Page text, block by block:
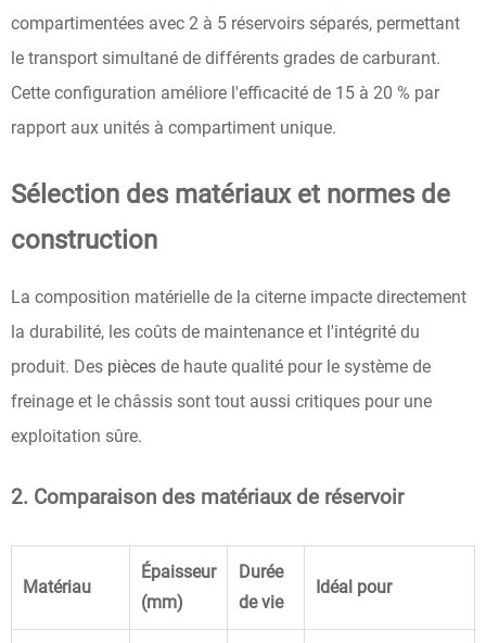
compartimentées avec 2 à 5 réservoirs séparés, permettant
le transport simultané de différents grades de carburant.
Cette configuration améliore l'efficacité de 15 à 20 % par
rapport aux unités à compartiment unique.
Sélection des matériaux et normes de
construction
La composition matérielle de la citerne impacte directement
la durabilité, les coûts de maintenance et l'intégrité du
produit. Des pièces de haute qualité pour le système de
freinage et le châssis sont tout aussi critiques pour une
exploitation sûre.
2. Comparaison des matériaux de réservoir
Matériau
Épaisseur
(mm)
Durée
de vie
Idéal pour